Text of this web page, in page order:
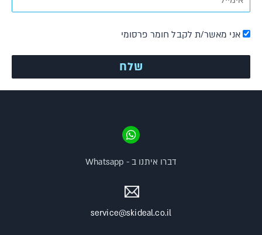
אני מאשר/ת לקבל חומר פרסומי
service@skideal.co.il
דברו איתנו ב - Whatsapp